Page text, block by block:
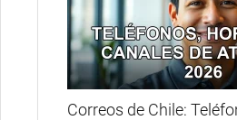
Correos de Chile: